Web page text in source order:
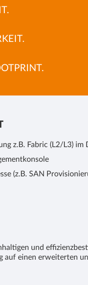
z.B. Fabric (L2/L3)
(z.B. SAN
und
auf einen erweiterten